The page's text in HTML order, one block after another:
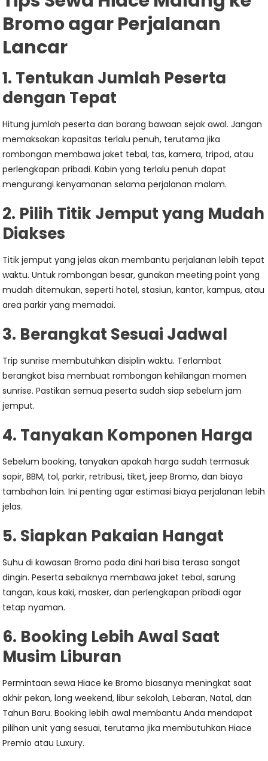
Bromo agar Perjalanan
Lancar
1. Tentukan Jumlah Peserta
dengan Tepat
Hitung jumlah peserta dan barang bawaan sejak awal. Jangan
memaksakan kapasitas terlalu penuh, terutama jika
rombongan membawa jaket tebal, tas, kamera, tripod, atau
perlengkapan pribadi. Kabin yang terlalu penuh dapat
mengurangi kenyamanan selama perjalanan malam.
2. Pilih Titik Jemput yang Mudah
Diakses
Titik jemput yang jelas akan membantu perjalanan lebih tepat
waktu. Untuk rombongan besar, gunakan meeting point yang
mudah ditemukan, seperti hotel, stasiun, kantor, kampus, atau
area parkir yang memadai.
3. Berangkat Sesuai Jadwal
Trip sunrise membutuhkan disiplin waktu. Terlambat
berangkat bisa membuat rombongan kehilangan momen
sunrise. Pastikan semua peserta sudah siap sebelum jam
jemput.
4. Tanyakan Komponen Harga
Sebelum booking, tanyakan apakah harga sudah termasuk
sopir, BBM, tol, parkir, retribusi, tiket, jeep Bromo, dan biaya
tambahan lain. Ini penting agar estimasi biaya perjalanan lebih
jelas.
5. Siapkan Pakaian Hangat
Suhu di kawasan Bromo pada dini hari bisa terasa sangat
dingin. Peserta sebaiknya membawa jaket tebal, sarung
tangan, kaus kaki, masker, dan perlengkapan pribadi agar
tetap nyaman.
6. Booking Lebih Awal Saat
Musim Liburan
Permintaan sewa Hiace ke Bromo biasanya meningkat saat
akhir pekan, long weekend, libur sekolah, Lebaran, Natal, dan
Tahun Baru. Booking lebih awal membantu Anda mendapat
pilihan unit yang sesuai, terutama jika membutuhkan Hiace
Premio atau Luxury.